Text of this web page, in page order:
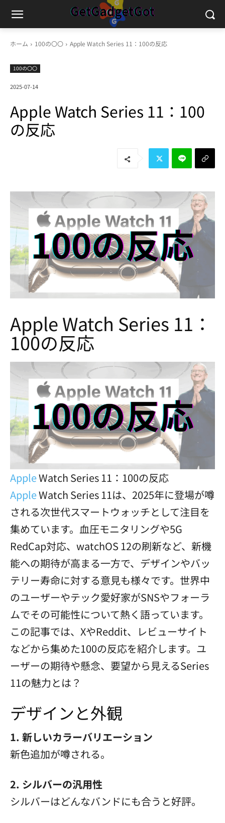
ホーム 100の〇〇 Apple Watch Series 11：100の反応
100の〇〇
2025-07-14
Apple Watch Series 11：100
の反応
Apple Watch Series 11：
100の反応
AppleWatch Series 11：100の反応
AppleWatch Series 11は、2025年に登場が噂
される次世代スマートウォッチとして注目を
集めています。血圧モニタリングや5G
RedCap対応、watchOS 12の刷新など、新機
能への期待が高まる一方で、デザインやバッ
テリー寿命に対する意見も様々です。世界中
のユーザーやテック愛好家がSNSやフォーラ
ムでその可能性について熱く語っています。
この記事では、XやReddit、レビューサイト
などから集めた100の反応を紹介します。ユ
ーザーの期待や懸念、要望から見えるSeries
11の魅力とは？
デザインと外観
1. 新しいカラーバリエーション
新色追加が噂される。
2. シルバーの汎用性
シルバーはどんなバンドにも合うと好評。